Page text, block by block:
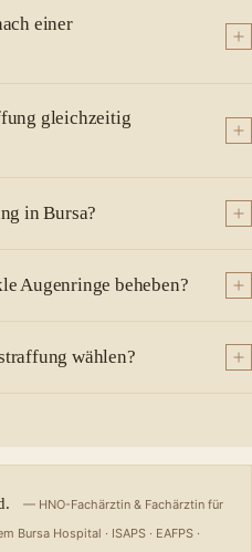
einer
gleichzeitig
in Bursa?
Augenringe beheben?
wählen?
— HNO-Fachärztin & Fachärztin für
Hospital · ISAPS · EAFPS ·